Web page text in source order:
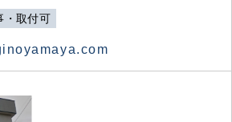
・取付可